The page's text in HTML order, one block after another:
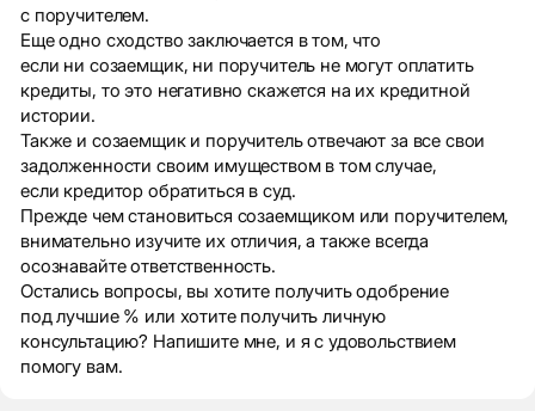
с поручителем.
Еще одно сходство заключается в том, что
если ни созаемщик, ни поручитель не могут оплатить
кредиты, то это негативно скажется на их кредитной
истории.
Также и созаемщик и поручитель отвечают за все свои
задолженности своим имуществом в том случае,
если кредитор обратиться в суд.
Прежде чем становиться созаемщиком или поручителем,
внимательно изучите их отличия, а также всегда
осознавайте ответственность.
Остались вопросы, вы хотите получить одобрение
под лучшие % или хотите получить личную
консультацию? Напишите мне, и я с удовольствием
помогу вам.